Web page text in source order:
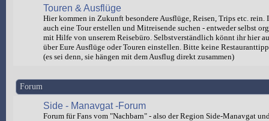
Touren & Ausflüge
Hier kommen in Zukunft besondere Ausflüge, Reisen, Trips etc. rein.
auch eine Tour erstellen und Mitreisende suchen - entweder selbst
mit Hilfe von unserem Reisebüro. Selbstverständlich könnt ihr hier
über Eure Ausflüge oder Touren einstellen. Bitte keine
(es sei denn, sie hängen mit dem Ausflug direkt zusammen)
Forum
Side - Manavgat -Forum
Forum für Fans vom "Nachbarn" - also der Region Side-Manavgat